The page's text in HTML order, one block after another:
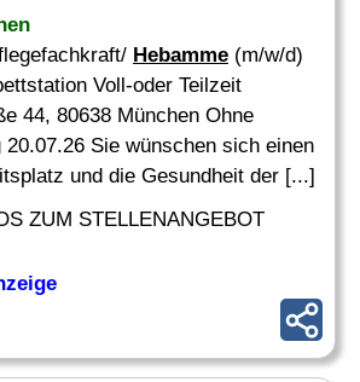
Hebamme (m/w/d)
Voll-oder Teilzeit
44, 80638 München Ohne
20.07.26 Sie wünschen sich einen
und die Gesundheit der [...]
ZUM STELLENANGEBOT